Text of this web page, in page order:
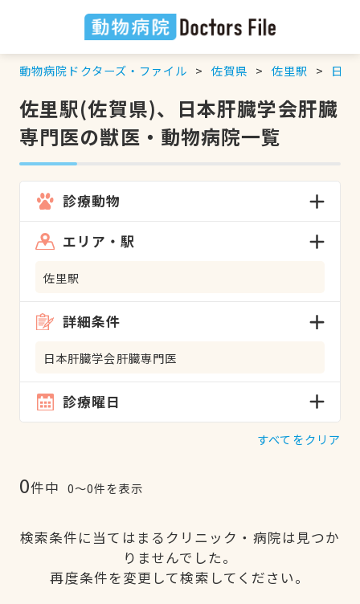
動物病院ドクターズ・ファイル 佐賀県 佐里駅 日本
佐里駅(佐賀県)、日本肝臓学会肝臓
専門医の獣医・動物病院一覧
診療動物
エリア・駅
佐里駅
詳細条件
日本肝臓学会肝臓専門医
診療曜日
すべてをクリア
0件中 0〜0件を表示
検索条件に当てはまるクリニック・病院は見つか
りませんでした。
再度条件を変更して検索してください。